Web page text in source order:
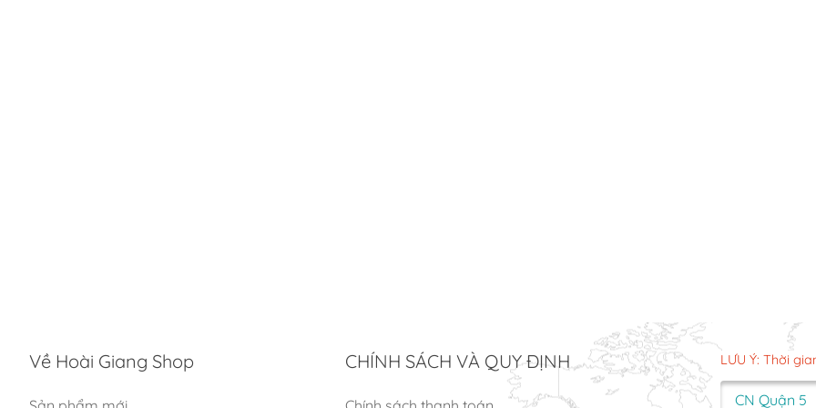
Về Hoài Giang Shop CHÍNH SÁCH VÀ QUY ĐỊNH LƯU Ý: Thời
CN Quận 5